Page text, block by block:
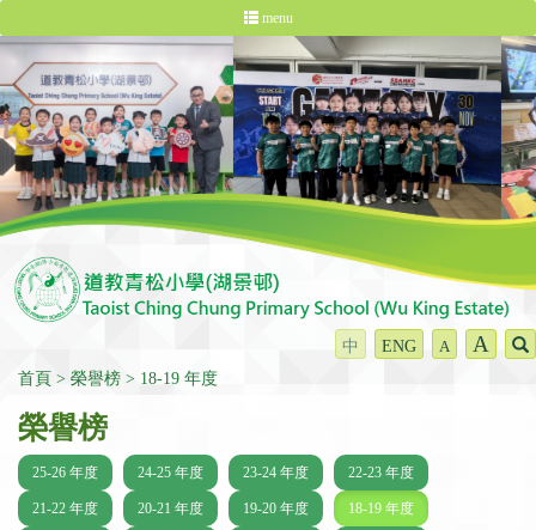
menu
中 ENG A A
首頁 榮譽榜 18-19 年度
榮譽榜
25-26 年度 24-25 年度 23-24 年度 22-23 年度
21-22 年度 20-21 年度 19-20 年度 18-19 年度